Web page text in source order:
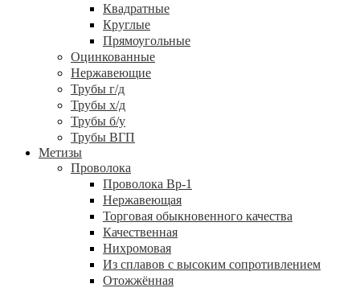
Квадратные
Круглые
Прямоугольные
Оцинкованные
Нержавеющие
Трубы г/д
Трубы х/д
Трубы б/у
Трубы ВГП
Метизы
Проволока
Проволока Вр-1
Нержавеющая
Торговая обыкновенного качества
Качественная
Нихромовая
Из сплавов с высоким сопротивлением
Отожжённая